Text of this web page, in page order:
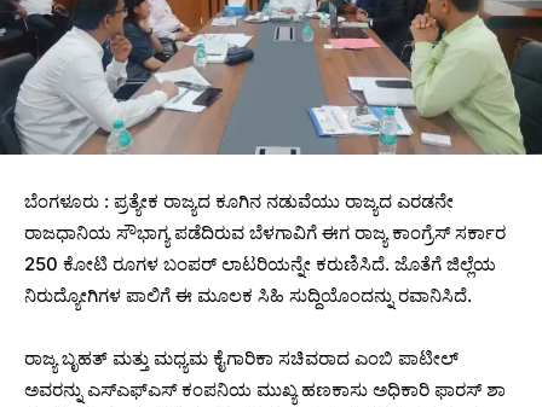
ಬೆಂಗಳೂರು : ಪ್ರತ್ಯೇಕ ರಾಜ್ಯದ ಕೂಗಿನ ನಡುವೆಯು ರಾಜ್ಯದ ಎರಡನೇ
ರಾಜಧಾನಿಯ ಸೌಭಾಗ್ಯ ಪಡೆದಿರುವ ಬೆಳಗಾವಿಗೆ ಈಗ ರಾಜ್ಯ ಕಾಂಗ್ರೆಸ್ ಸರ್ಕಾರ
250 ಕೋಟಿ ರೂಗಳ ಬಂಪರ್ ಲಾಟರಿಯನ್ನೇ ಕರುಣಿಸಿದೆ. ಜೊತೆಗೆ ಜಿಲ್ಲೆಯ
ನಿರುದ್ಯೋಗಿಗಳ ಪಾಲಿಗೆ ಈ ಮೂಲಕ ಸಿಹಿ ಸುದ್ದಿಯೊಂದನ್ನು ರವಾನಿಸಿದೆ.
ರಾಜ್ಯ ಬೃಹತ್ ಮತ್ತು ಮಧ್ಯಮ ಕೈಗಾರಿಕಾ ಸಚಿವರಾದ ಎಂಬಿ ಪಾಟೀಲ್
ಅವರನ್ನು ಎಸ್‌ಎಫ್‌ಎಸ್ ಕಂಪನಿಯ ಮುಖ್ಯ ಹಣಕಾಸು ಅಧಿಕಾರಿ ಫಾರಸ್ ಶಾ